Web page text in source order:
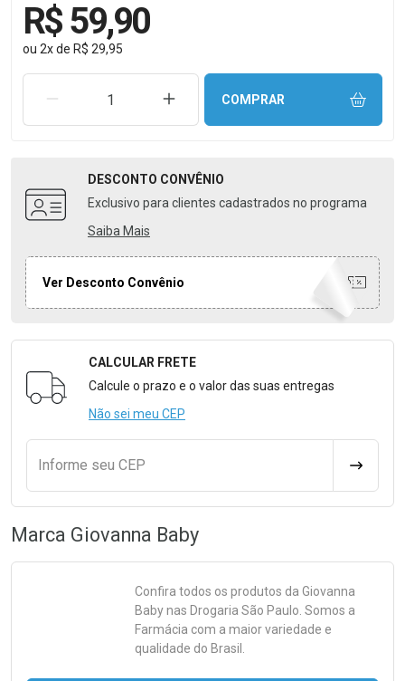
R$ 59,90
ou 2xde R$ 29,95
REMOVER UMA UNIDADEAUMENTAR UMA UNIDADE
COMPRAR
DESCONTO CONVÊNIO
Exclusivo para clientes cadastrados no programa
Saiba Mais
Ver Desconto Convênio
Formulário para Calcular o Frete
CALCULAR FRETE
Calcule o prazo e o valor das suas entregas
Não sei meu CEP
Informe seu CEP
Marca Giovanna Baby
Confira todos os produtos da Giovanna
Babynas Drogaria São Paulo. Somos a
Farmácia com a maior variedade e
qualidade do Brasil.